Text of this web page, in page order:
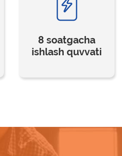
8 soatgacha
ishlash quvvati